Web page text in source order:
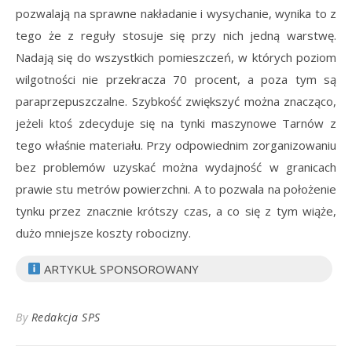
pozwalają na sprawne nakładanie i wysychanie, wynika to z
tego że z reguły stosuje się przy nich jedną warstwę.
Nadają się do wszystkich pomieszczeń, w których poziom
wilgotności nie przekracza 70 procent, a poza tym są
paraprzepuszczalne. Szybkość zwiększyć można znacząco,
jeżeli ktoś zdecyduje się na tynki maszynowe Tarnów z
tego właśnie materiału. Przy odpowiednim zorganizowaniu
bez problemów uzyskać można wydajność w granicach
prawie stu metrów powierzchni. A to pozwala na położenie
tynku przez znacznie krótszy czas, a co się z tym wiąże,
dużo mniejsze koszty robocizny.
ARTYKUŁ SPONSOROWANY
By Redakcja SPS